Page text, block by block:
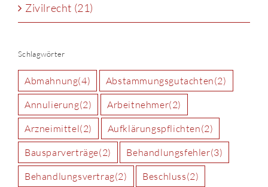
Zivilrecht (21)
Schlagwörter
Abmahnung(4) Abstammungsgutachten(2)
Annulierung(2) Arbeitnehmer(2)
Arzneimittel(2) Aufklärungspflichten(2)
Bausparverträge(2) Behandlungsfehler(3)
Behandlungsvertrag(2) Beschluss(2)